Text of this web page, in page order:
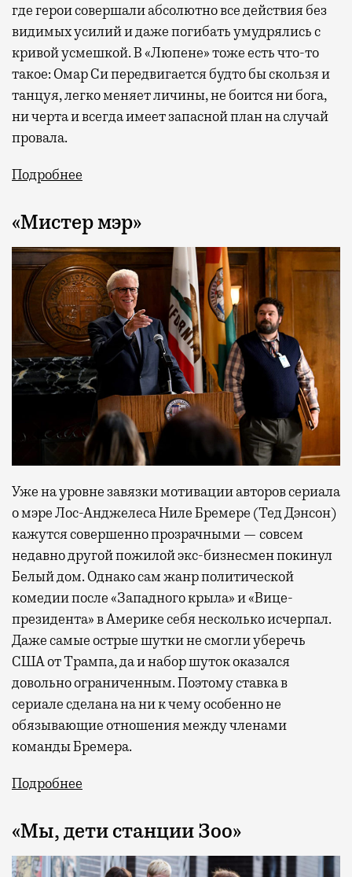
где герои совершали абсолютно все действия без
видимых усилий и даже погибать умудрялись с
кривой усмешкой. В «Люпене» тоже есть что-то
такое: Омар Си передвигается будто бы скользя и
танцуя, легко меняет личины, не боится ни бога,
ни черта и всегда имеет запасной план на случай
провала.
Подробнее
«Мистер мэр»
Уже на уровне завязки мотивации авторов сериала
о мэре Лос-Анджелеса Ниле Бремере (Тед Дэнсон)
кажутся совершенно прозрачными — совсем
недавно другой пожилой экс-бизнесмен покинул
Белый дом. Однако сам жанр политической
комедии после «Западного крыла» и «Вице-
президента» в Америке себя несколько исчерпал.
Даже самые острые шутки не смогли уберечь
США от Трампа, да и набор шуток оказался
довольно ограниченным. Поэтому ставка в
сериале сделана на ни к чему особенно не
обязывающие отношения между членами
команды Бремера.
Подробнее
«Мы, дети станции Зоо»